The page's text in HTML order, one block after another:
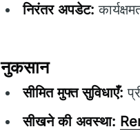
निरंतर अपडेट:
नुकसान
सीमित मुफ्त सुविधाएँ:
सीखने की अवस्था: